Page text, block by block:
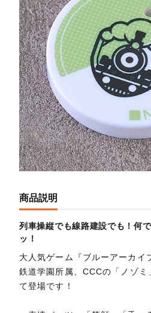
商品説明
列車操縦でも線路建設でも！何
ッ！
大人気ゲーム『ブルーアーカイ
鉄道学園所属、CCCの「ノゾミ
て登場です！